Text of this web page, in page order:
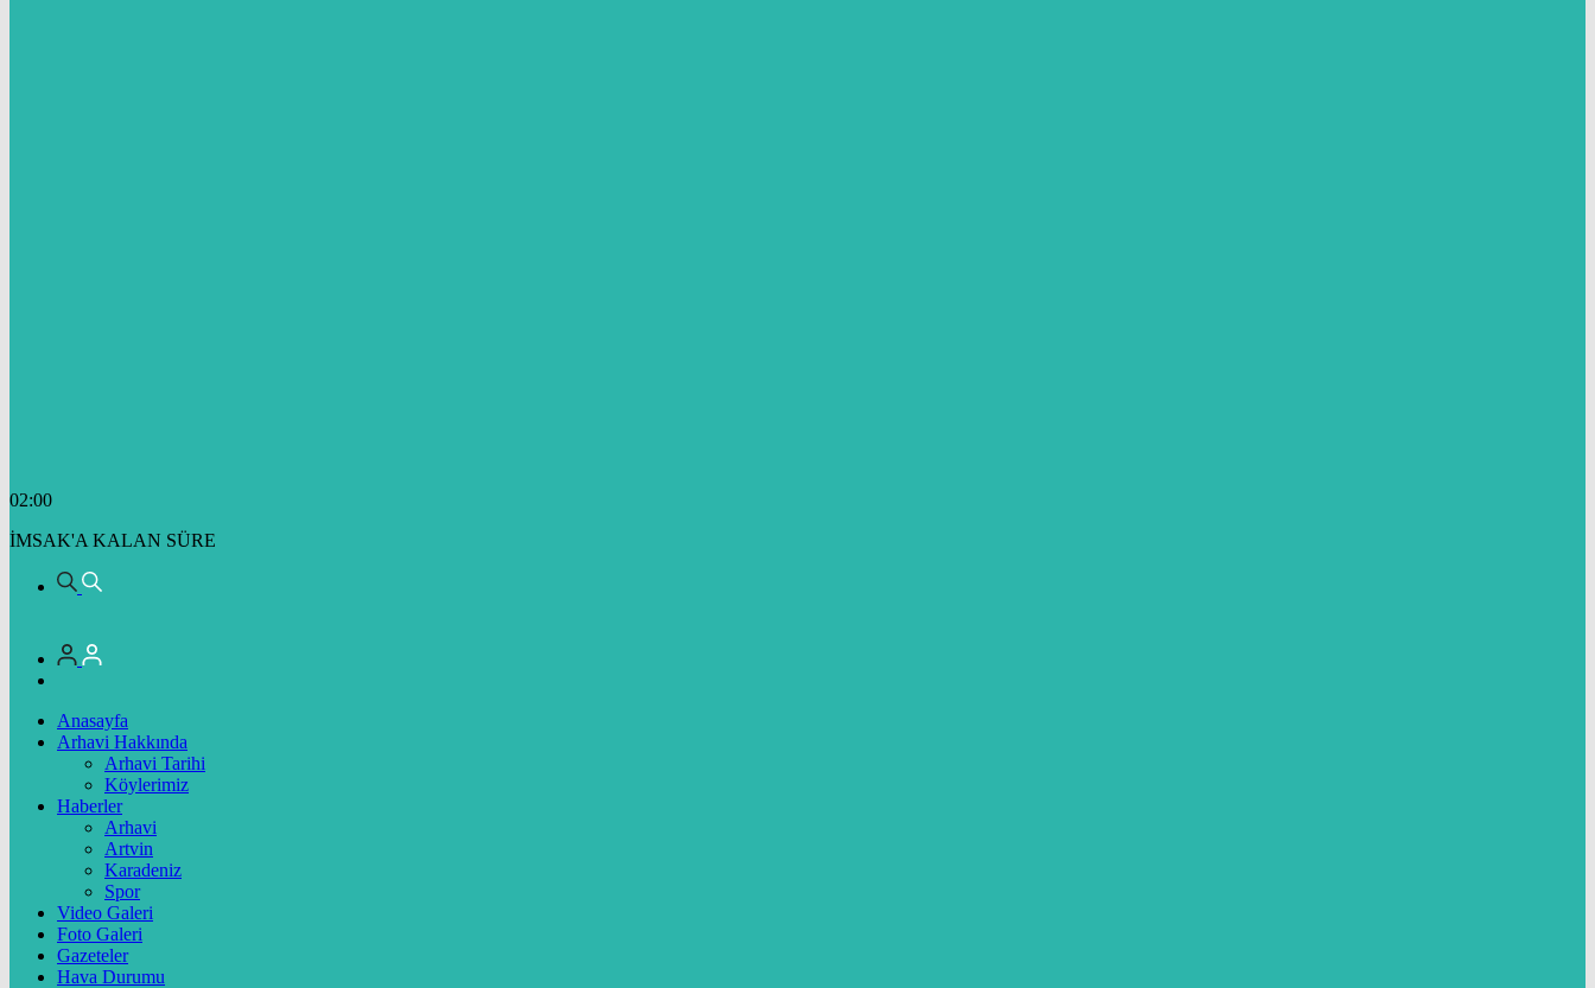
02:00
İMSAK'A KALAN SÜRE
Anasayfa
Arhavi Hakkında
Arhavi Tarihi
Köylerimiz
Haberler
Arhavi
Artvin
Karadeniz
Spor
Video Galeri
Foto Galeri
Gazeteler
Hava Durumu